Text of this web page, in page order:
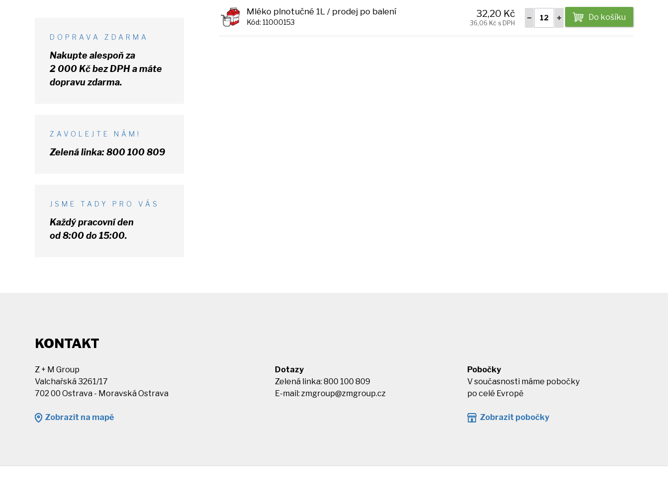
Mléko plnotučné 1L / prodej po balení
Kód: 11000153
Do košíku
32,20 Kč
36,06 Kč s DPH
DOPRAVA ZDARMA
Nakupte alespoň za
2 000 Kčbez DPHa máte
dopravu zdarma.
ZAVOLEJTE NÁM!
Zelená linka:800 100 809
JSME TADY PRO VÁS
Každý pracovní den
od 8:00 do 15:00.
KONTAKT
Z + M Group
Valchařská 3261/17
702 00 Ostrava - Moravská Ostrava
Zobrazit na mapě
Dotazy
Zelená linka: 800 100 809
E-mail:zmgroup@zmgroup.cz
Pobočky
V současnosti máme pobočky
po celé Evropě
Zobrazit pobočky